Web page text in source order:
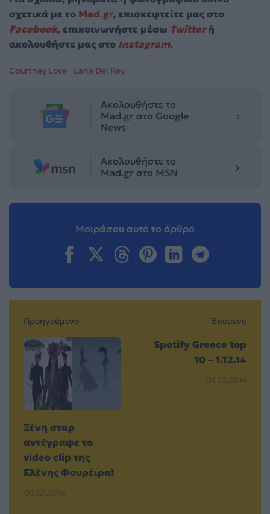
σχετικά με το Mad.gr, επισκεφτείτε μας στο
Facebook, επικοινωνήστε μέσω Twitterή
ακολουθήστε μας στο Instagram.
Courtney Love Lana Del Rey
Ακολουθήστε το
Mad.gr στο Google
News
Ακολουθήστε το
Mad.gr στο MSN
Μοιράσου αυτό το άρθρο
Προηγούμενο
Ξένη σταρ
αντέγραψε το
video clip της
Ελένης Φουρέιρα!
01.12.2014
Επόμενο
Spotify Greece top
10 – 1.12.14
01.12.2014